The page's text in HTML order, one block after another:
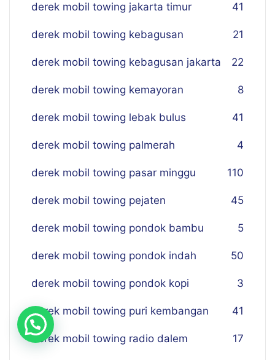
derek mobil towing jakarta timur 41
derek mobil towing kebagusan 21
derek mobil towing kebagusan jakarta 22
derek mobil towing kemayoran 8
derek mobil towing lebak bulus 41
derek mobil towing palmerah 4
derek mobil towing pasar minggu 110
derek mobil towing pejaten 45
derek mobil towing pondok bambu 5
derek mobil towing pondok indah 50
derek mobil towing pondok kopi 3
derek mobil towing puri kembangan 41
derek mobil towing radio dalem 17